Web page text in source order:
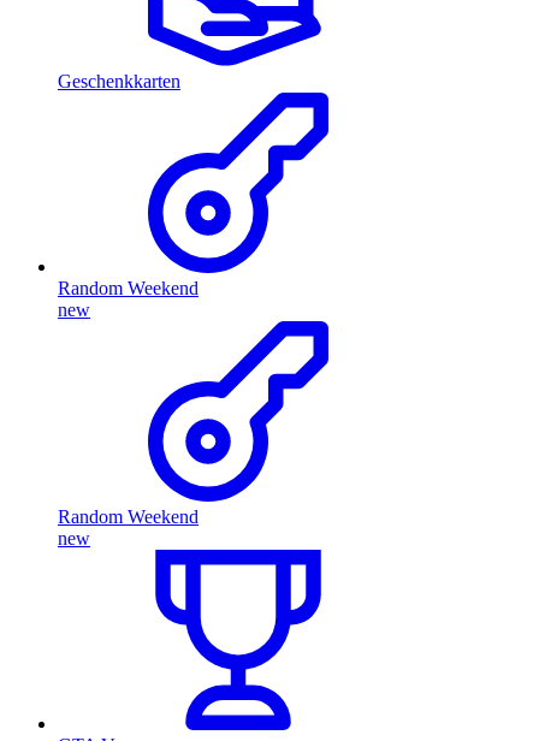
Geschenkkarten
Random Weekend
new
Random Weekend
new